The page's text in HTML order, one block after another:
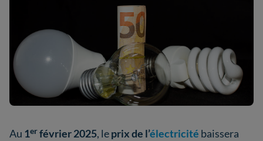
Au 1erfévrier 2025, leprix de l’électricité baissera